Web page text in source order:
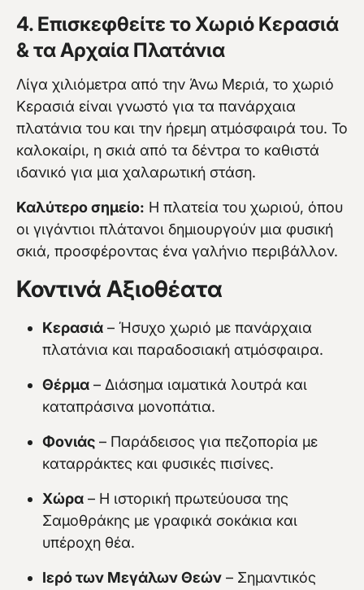
4. Επισκεφθείτε το Χωριό Κερασιά
& τα Αρχαία Πλατάνια
Λίγα χιλιόμετρα από την Άνω Μεριά, το χωριό
Κερασιά είναι γνωστό για τα πανάρχαια
πλατάνια του και την ήρεμη ατμόσφαιρά του. Το
καλοκαίρι, η σκιά από τα δέντρα το καθιστά
ιδανικό για μια χαλαρωτική στάση.
Καλύτερο σημείο: Η πλατεία του χωριού, όπου
οι γιγάντιοι πλάτανοι δημιουργούν μια φυσική
σκιά, προσφέροντας ένα γαλήνιο περιβάλλον.
Κοντινά Αξιοθέατα
Κερασιά – Ήσυχο χωριό με πανάρχαια
πλατάνια και παραδοσιακή ατμόσφαιρα.
Θέρμα – Διάσημα ιαματικά λουτρά και
καταπράσινα μονοπάτια.
Φονιάς – Παράδεισος για πεζοπορία με
καταρράκτες και φυσικές πισίνες.
Χώρα – Η ιστορική πρωτεύουσα της
Σαμοθράκης με γραφικά σοκάκια και
υπέροχη θέα.
Ιερό των Μεγάλων Θεών – Σημαντικός